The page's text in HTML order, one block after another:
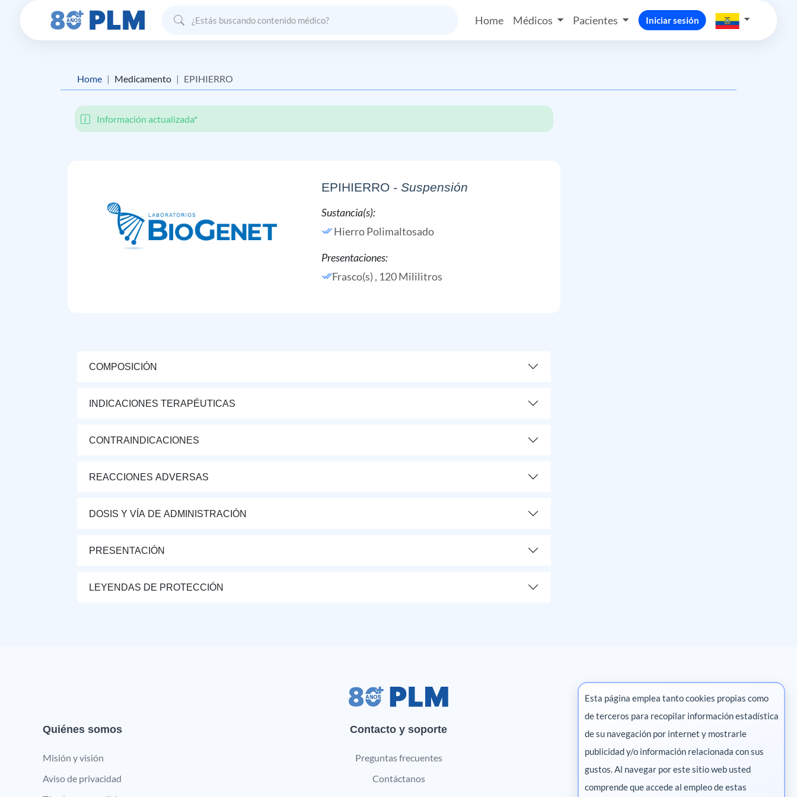
Home Médicos Pacientes Iniciar sesión
Home Medicamento EPIHIERRO
Información actualizada*
EPIHIERRO - Suspensión
Sustancia(s):
Hierro Polimaltosado
Presentaciones:
Frasco(s) , 120 Mililitros
COMPOSICIÓN
INDICACIONES TERAPÉUTICAS
CONTRAINDICACIONES
REACCIONES ADVERSAS
DOSIS Y VÍA DE ADMINISTRACIÓN
PRESENTACIÓN
LEYENDAS DE PROTECCIÓN
Quiénes somos
Misión y visión
Aviso de privacidad
Contacto y soporte
Preguntas frecuentes
Contáctanos
Marketing digital
Pharma
Esta página emplea tanto cookies propias como
de terceros para recopilar información estadística
de su navegación por internet y mostrarle
publicidad y/o información relacionada con sus
gustos. Al navegar por este sitio web usted
comprende que accede al empleo de estas